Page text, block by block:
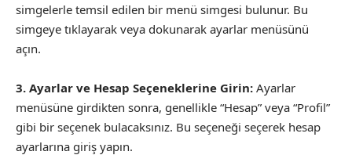
simgelerle temsil edilen bir menü simgesi bulunur. Bu
simgeye tıklayarak veya dokunarak ayarlar menüsünü
açın.
3. Ayarlar ve Hesap Seçeneklerine Girin: Ayarlar
menüsüne girdikten sonra, genellikle “Hesap” veya “Profil”
gibi bir seçenek bulacaksınız. Bu seçeneği seçerek hesap
ayarlarına giriş yapın.